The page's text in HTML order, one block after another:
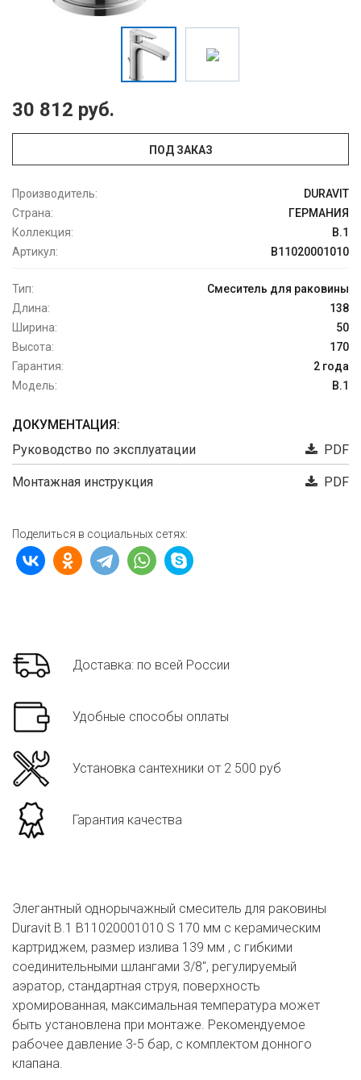
30 812 руб.
ПОД ЗАКАЗ
Производитель:
DURAVIT
Страна:
ГЕРМАНИЯ
Коллекция:
B.1
Артикул:
B11020001010
Тип:
Смеситель для раковины
Длина:
138
Ширина:
50
Высота:
170
Гарантия:
2 года
Модель:
B.1
ДОКУМЕНТАЦИЯ:
Руководство по эксплуатации
PDF
Монтажная инструкция PDF
Поделиться в социальных сетях:
Доставка: по всей России
Удобные способы оплаты
Установка сантехники от 2 500 руб
Гарантия качества
Элегантный однорычажный смеситель для раковины
Duravit B.1 B11020001010 S 170 мм с керамическим
картриджем, размер излива 139 мм , с гибкими
соединительными шлангами 3/8", регулируемый
аэратор, стандартная струя, поверхность
хромированная, максимальная температура может
быть установлена при монтаже. Рекомендуемое
рабочее давление 3-5 бар, с комплектом донного
клапана.